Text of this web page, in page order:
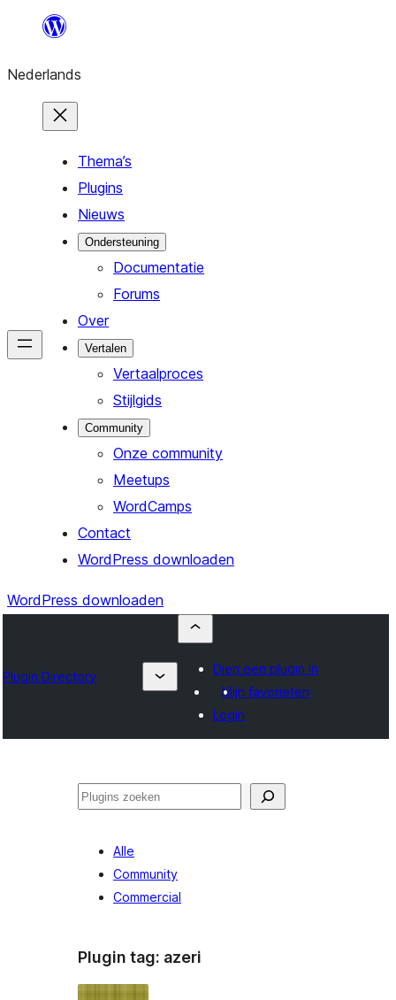
de
inhoud
Nederlands
Thema’s
Plugins
Nieuws
Ondersteuning
Documentatie
Forums
Over
Vertalen
Vertaalproces
Stijlgids
Community
Onze community
Meetups
WordCamps
Contact
WordPress downloaden
WordPress downloaden
Plugin Directory
Dien een plugin in
Mijn favorieten
Login
Zoeken
Alle
Community
Commercial
Plugin tag: azeri